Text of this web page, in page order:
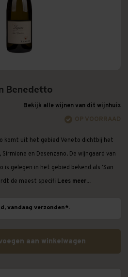
Benedetto
Bekijk alle wijnen van dit wijnhuis
OP VOORRAAD
komt uit het gebied Veneto dichtbij het
en Desenzano. De wijngaard van
gelegen in het gebied bekend als ‘San
de meest specifi Lees meer...
vandaag verzonden*.
aan winkelwagen